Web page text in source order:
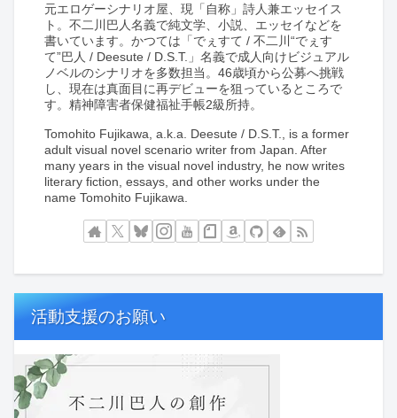
元エロゲーシナリオ屋、現「自称」詩人兼エッセイス
ト。不二川巴人名義で純文学、小説、エッセイなどを
書いています。かつては「でぇすて / 不二川“でぇす
て”巴人 / Deesute / D.S.T.」名義で成人向けビジュアル
ノベルのシナリオを多数担当。46歳頃から公募へ挑戦
し、現在は真面目に再デビューを狙っているところで
す。精神障害者保健福祉手帳2級所持。
Tomohito Fujikawa, a.k.a. Deesute / D.S.T., is a former
adult visual novel scenario writer from Japan. After
many years in the visual novel industry, he now writes
literary fiction, essays, and other works under the
name Tomohito Fujikawa.
活動支援のお願い